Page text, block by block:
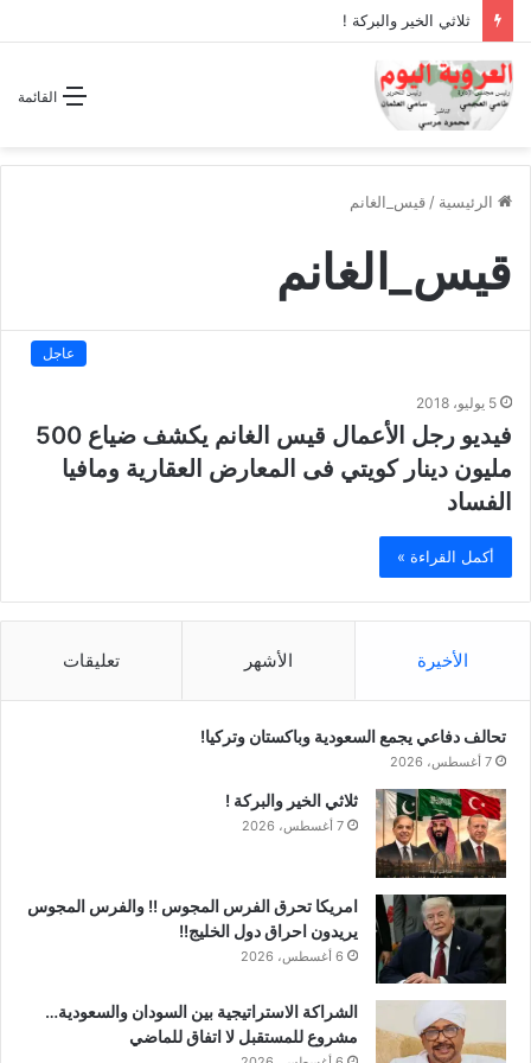
ثلاثي الخير والبركة !
القائمة
الرئيسية / قيس_الغانم
قيس_الغانم
عاجل
5 يوليو، 2018
فيديو رجل الأعمال قيس الغانم يكشف ضياع 500
مليون دينار كويتي فى المعارض العقارية ومافيا
الفساد
أكمل القراءة »
الأخيرة الأشهر تعليقات
تحالف دفاعي يجمع السعودية وباكستان وتركيا!
7 أغسطس، 2026
ثلاثي الخير والبركة !
7 أغسطس، 2026
امريكا تحرق الفرس المجوس !! والفرس المجوس
يريدون احراق دول الخليج!!
6 أغسطس، 2026
الشراكة الاستراتيجية بين السودان والسعودية…
مشروع للمستقبل لا اتفاق للماضي